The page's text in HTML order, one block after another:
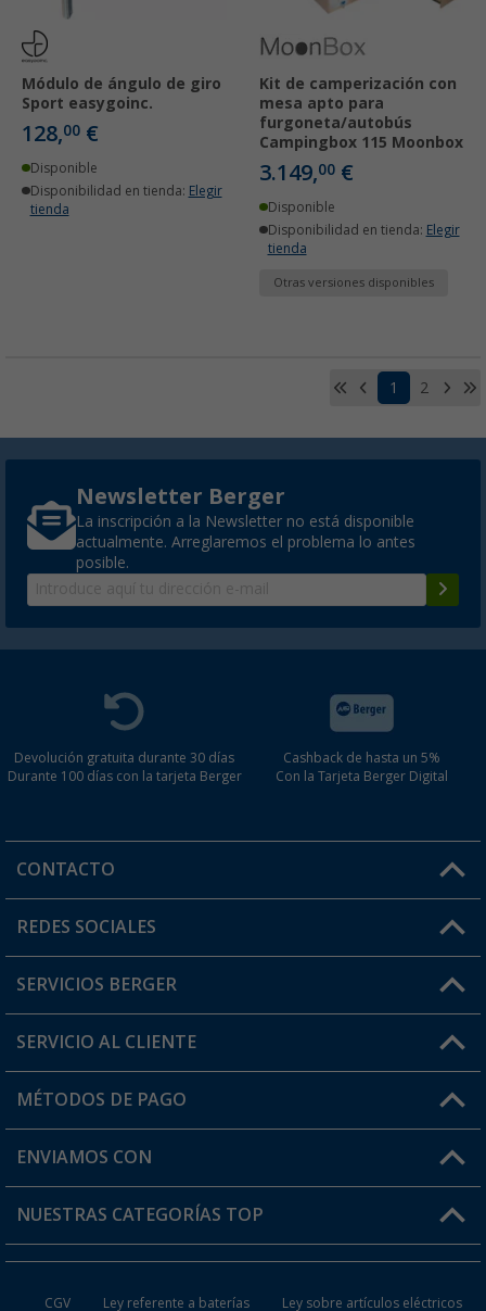
Módulo de ángulo de giro
Sport easygoinc.
128,00 €
Disponible
Disponibilidad en tienda: Elegir
tienda
Kit de camperización con
mesa apto para
furgoneta/autobús
Campingbox 115 Moonbox
3.149,00 €
Disponible
Disponibilidad en tienda: Elegir
tienda
Otras versiones disponibles
1 2
Newsletter Berger
La inscripción a la Newsletter no está disponible
actualmente. Arreglaremos el problema lo antes
posible.
Devolución gratuita durante 30 días
Durante 100 días con la tarjeta Berger
Cashback de hasta un 5%
Con la Tarjeta Berger Digital
CONTACTO
Horario de atención al cliente:
¿Tienes alguna duda?
REDES SOCIALES
SERVICIOS BERGER
Conviértete en distribuidor
Mi cuenta
Tarjeta Berger Digital
SERVICIO AL CLIENTE
FAQ y Contacto
Información de envío
¿Dónde está mi pedido?
MÉTODOS DE PAGO
ENVIAMOS CON
NUESTRAS CATEGORÍAS TOP
CGV Ley referente a baterías Ley sobre artículos eléctricos